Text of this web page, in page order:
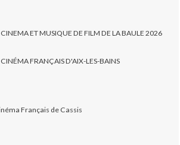
ET MUSIQUE DE FILM DE LA BAULE 2026
FRANÇAIS D'AIX-LES-BAINS
Français de Cassis